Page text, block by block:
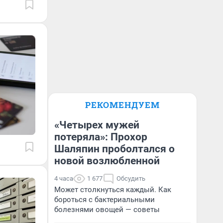
РЕКОМЕНДУЕМ
«Четырех мужей
потеряла»: Прохор
Шаляпин проболтался о
новой возлюбленной
4 часа 1 677 Обсудить
Может столкнуться каждый. Как
бороться с бактериальными
болезнями овощей — советы